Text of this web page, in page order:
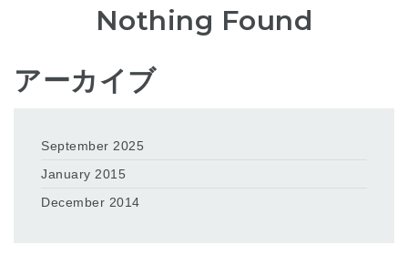
Nothing Found
アーカイブ
September 2025
January 2015
December 2014